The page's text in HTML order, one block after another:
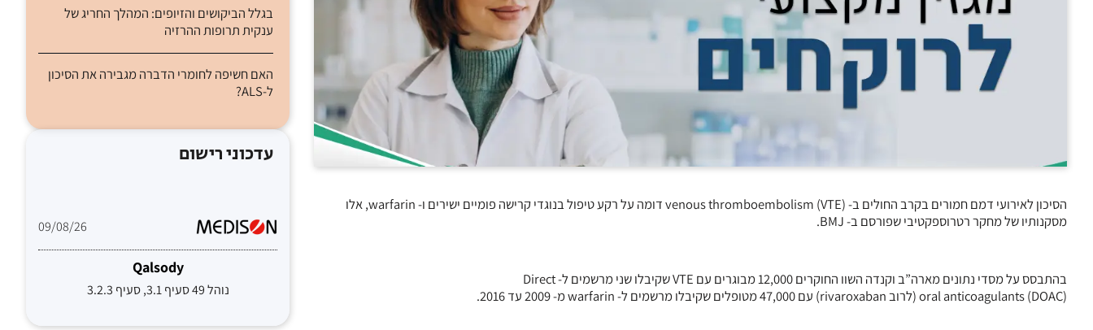
הסיכון לאירועי דמם חמורים בקרב החולים ב- (venous thromboembolism (VTE דומה על רקע טיפול בנוגדי קרישה פומיים ישירים ו- warfarin, אלו
מסקנותיו של מחקר רטרוספקטיבי שפורסם ב- BMJ.
בהתבסס על מסדי נתונים מארה”ב וקנדה השוו החוקרים 12,000 מבוגרים עם VTE שקיבלו שני מרשמים ל- Direct
(oral anticoagulants (DOAC (לרוב rivaroxaban) עם 47,000 מטופלים שקיבלו מרשמים ל- warfarin מ- 2009 עד 2016.
בגלל הביקושים והזיופים: המהלך החריג של
ענקית תרופות ההרזיה
האם חשיפה לחומרי הדברה מגבירה את הסיכון
ל-ALS?
עדכוני רישום
09/08/26
Qalsody
נוהל 49 סעיף 3.1, סעיף 3.2.3